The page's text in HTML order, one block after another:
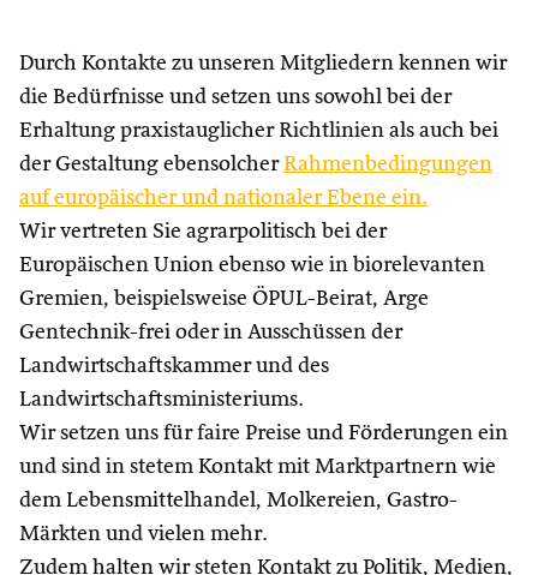
Durch Kontakte zu unseren Mitgliedern kennen wir
die Bedürfnisse und setzen uns sowohl bei der
Erhaltung praxistauglicher Richtlinien als auch bei
der Gestaltung ebensolcher Rahmenbedingungen
auf europäischer und nationaler Ebene ein.
Wir vertreten Sie agrarpolitisch bei der
Europäischen Union ebenso wie in biorelevanten
Gremien, beispielsweise ÖPUL-Beirat, Arge
Gentechnik-frei oder in Ausschüssen der
Landwirtschaftskammer und des
Landwirtschaftsministeriums.
Wir setzen uns für faire Preise und Förderungen ein
und sind in stetem Kontakt mit Marktpartnern wie
dem Lebensmittelhandel, Molkereien, Gastro-
Märkten und vielen mehr.
Zudem halten wir steten Kontakt zu Politik, Medien,